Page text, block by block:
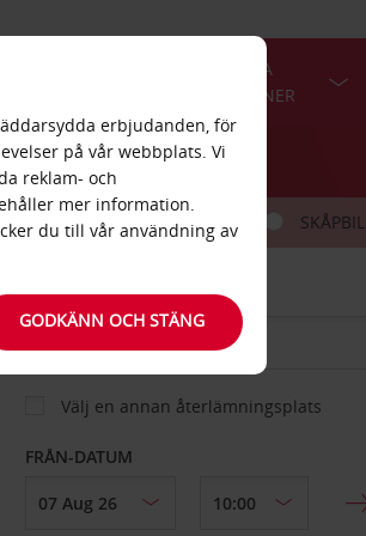
POPULÄRA
DESTINATIONER
BIL SKÅPBIL
HÄMTA FRÅN
Välj en annan återlämningsplats
FRÅN-DATUM
erbjudanden, för
på vår webbplats. Vi
reklam- och
mer information.
du till vår användning av
GODKÄNN OCH STÄNG